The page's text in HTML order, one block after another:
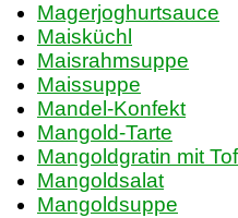
Magerjoghurtsauce
Maisküchl
Maisrahmsuppe
Maissuppe
Mandel-Konfekt
Mangold-Tarte
Mangoldgratin mit
Mangoldsalat
Mangoldsuppe